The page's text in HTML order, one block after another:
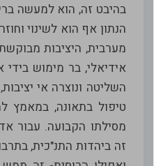
בהיבט זה, הוא למעשה
הנתון אף הוא לשינוי
מערבית, היציבות
אידיאלי, בר מימוש
השליטה ונוצרה אי
טיפול בתאונה, במאמץ
מסילתו הקבועה. עבור
זה ביהדות התנ"כית,